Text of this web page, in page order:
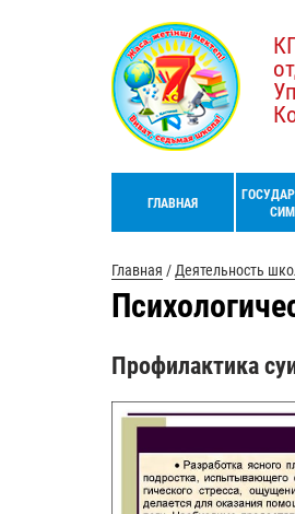
ГЛАВНАЯ
Главная / Деятельность
Профилактика